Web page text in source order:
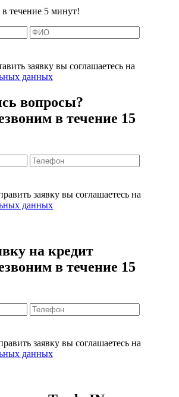
течение 5 минут!
заявку вы соглашаетесь на
данных
вопросы?
в течение 15
заявку вы соглашаетесь на
данных
на кредит
в течение 15
заявку вы соглашаетесь на
данных